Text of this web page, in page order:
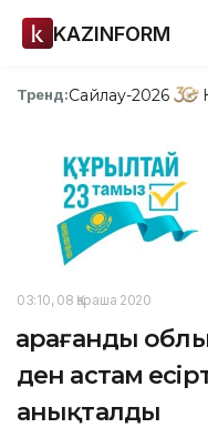
KAZINFORM
Тренд:Сайлау-2026
03:10, 08 Қараша 2020
Қарағанды
ден астам
анықталды